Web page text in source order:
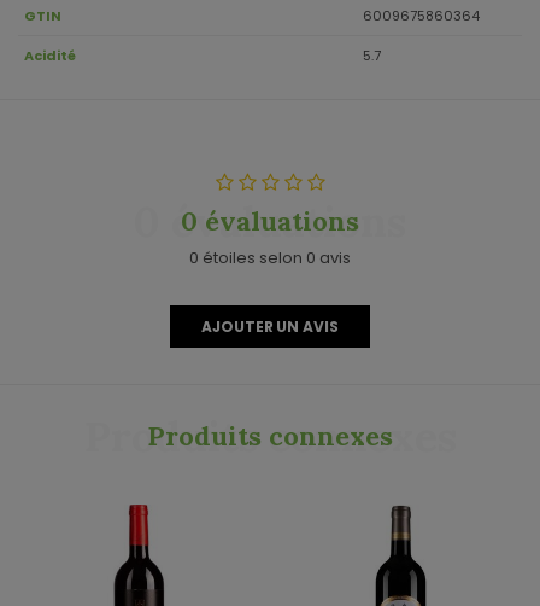
GTIN 6009675860364
Acidité 5.7
0 évaluations
0 évaluations
0 étoiles selon 0 avis
AJOUTER UN AVIS
Produits connexes
Produits connexes